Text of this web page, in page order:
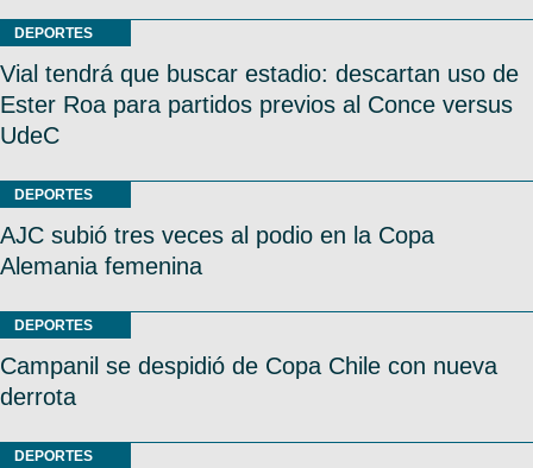
DEPORTES
Vial tendrá que buscar estadio: descartan uso de
Ester Roa para partidos previos al Conce versus
UdeC
DEPORTES
AJC subió tres veces al podio en la Copa
Alemania femenina
DEPORTES
Campanil se despidió de Copa Chile con nueva
derrota
DEPORTES